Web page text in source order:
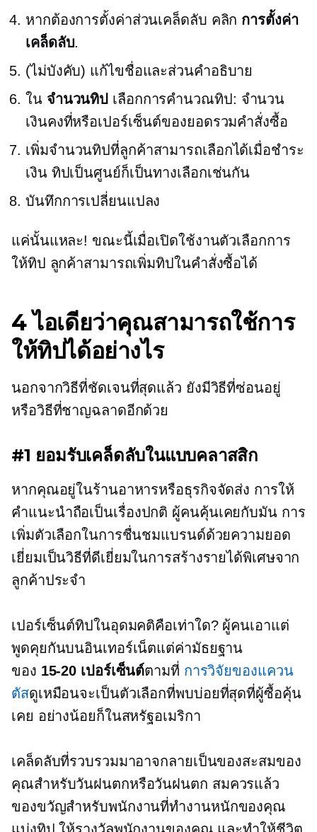
หากต้องการตั้งค่าส่วนเคล็ดลับ คลิก การตั้งค่า
เคล็ดลับ.
(ไม่บังคับ) แก้ไขชื่อและส่วนคำอธิบาย
ใน จำนวนทิป เลือกการคำนวณทิป: จำนวน
เงินคงที่หรือเปอร์เซ็นต์ของยอดรวมคำสั่งซื้อ
เพิ่มจำนวนทิปที่ลูกค้าสามารถเลือกได้เมื่อชำระ
เงิน ทิปเป็นศูนย์ก็เป็นทางเลือกเช่นกัน
บันทึกการเปลี่ยนแปลง
แค่นั้นแหละ! ขณะนี้เมื่อเปิดใช้งานตัวเลือกการ
ให้ทิป ลูกค้าสามารถเพิ่มทิปในคำสั่งซื้อได้
4 ไอเดียว่าคุณสามารถใช้การ
ให้ทิปได้อย่างไร
นอกจากวิธีที่ชัดเจนที่สุดแล้ว ยังมีวิธีที่ซ่อนอยู่
หรือวิธีที่ชาญฉลาดอีกด้วย
#1 ยอมรับเคล็ดลับในแบบคลาสสิก
หากคุณอยู่ในร้านอาหารหรือธุรกิจจัดส่ง การให้
คำแนะนำถือเป็นเรื่องปกติ ผู้คนคุ้นเคยกับมัน การ
เพิ่มตัวเลือกในการชื่นชมแบรนด์ด้วยความยอด
เยี่ยมเป็นวิธีที่ดีเยี่ยมในการสร้างรายได้พิเศษจาก
ลูกค้าประจำ
เปอร์เซ็นต์ทิปในอุดมคติคือเท่าใด? ผู้คนเอาแต่
พูดคุยกันบนอินเทอร์เน็ตแต่ค่ามัธยฐาน
ของ 15-20 เปอร์เซ็นต์ตามที่ การวิจัยของแควน
ตัสดูเหมือนจะเป็นตัวเลือกที่พบบ่อยที่สุดที่ผู้ซื้อคุ้น
เคย อย่างน้อยก็ในสหรัฐอเมริกา
เคล็ดลับที่รวบรวมมาอาจกลายเป็นของสะสมของ
คุณสำหรับวันฝนตกหรือวันฝนตก สมควรแล้ว
ของขวัญสำหรับพนักงานที่ทำงานหนักของคุณ